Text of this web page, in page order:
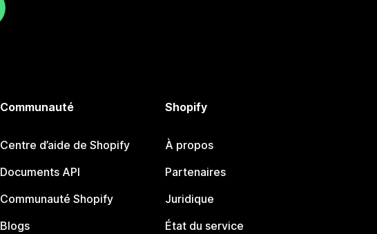
Communauté
Centre d’aide de Shopify
Documents API
Communauté Shopify
Blogs
Shopify
À propos
Partenaires
Juridique
État du service